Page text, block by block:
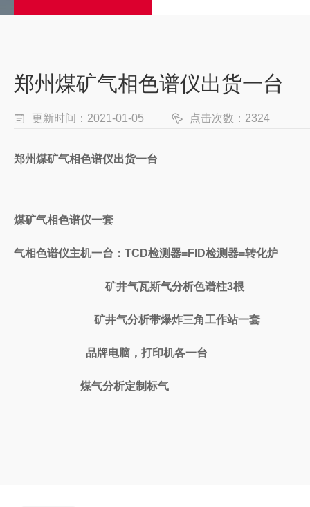
郑州煤矿气相色谱仪出货一台
更新时间：2021-01-05 点击次数：2324
郑州煤矿气相色谱仪出货一台
煤矿气相色谱仪一套
气相色谱仪主机一台：TCD检测器=FID检测器=转化炉
矿井气瓦斯气分析色谱柱3根
矿井气分析带爆炸三角工作站一套
品牌电脑，打印机各一台
煤气分析定制标气